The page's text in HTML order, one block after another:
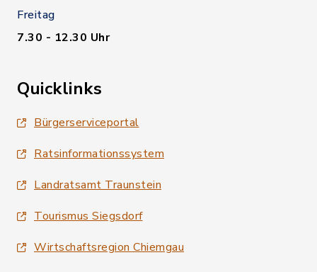
Freitag
7.30 - 12.30 Uhr
Quicklinks
Bürgerserviceportal
Ratsinformationssystem
Landratsamt Traunstein
Tourismus Siegsdorf
Wirtschaftsregion Chiemgau